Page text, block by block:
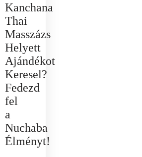
Kanchana
Thai
Masszázs
Helyett
Ajándékot
Keresel?
Fedezd
fel
a
Nuchaba
Élményt!